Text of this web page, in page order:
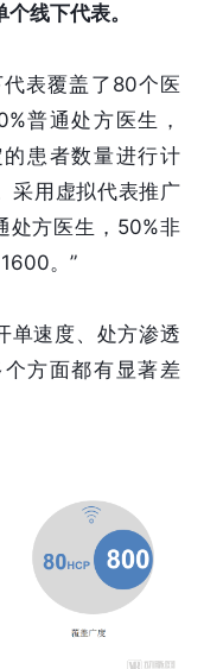
线下代表。
表覆盖了80个医
普通处方医生，
患者数量进行计
采用虚拟代表推广
处方医生，50%非
。”
单速度、处方渗透
方面都有显著差